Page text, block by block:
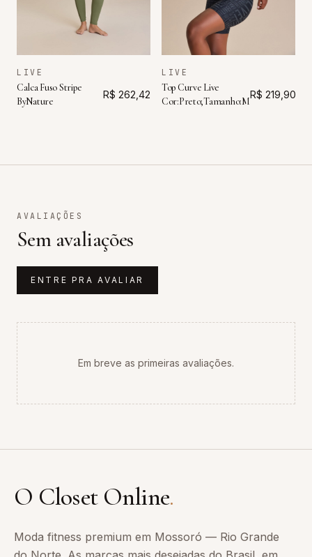
LIVE
Calca Fuso Stripe
ByNature
R$ 262,42
LIVE
Top Curve Live
Cor:Preto;Tamanho:M
R$ 219,90
AVALIAÇÕES
Sem avaliações
ENTRE PRA AVALIAR
Em breve as primeiras avaliações.
O Closet Online.
Moda fitness premium em Mossoró — Rio Grande